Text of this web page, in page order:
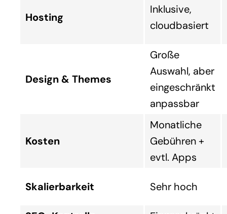
Hosting
Inklusive,
cloudbasiert
Design & Themes
Große
Auswahl, aber
eingeschränkt
anpassbar
Kosten
Monatliche
Gebühren +
evtl. Apps
Skalierbarkeit Sehr hoch